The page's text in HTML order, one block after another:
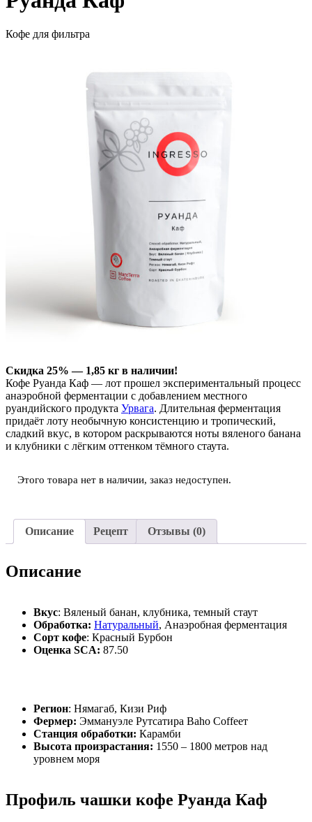
Кофе для фильтра
Скидка 25% — 1,85 кг в наличии!
Кофе Руанда Каф — лот прошел экспериментальный процесс
анаэробной ферментации с добавлением местного
руандийского продукта Урвага. Длительная ферментация
придаёт лоту необычную консистенцию и тропический,
сладкий вкус, в котором раскрываются ноты вяленого банана
и клубники с лёгким оттенком тёмного стаута.
Этого товара нет в наличии, заказ недоступен.
Описание Рецепт Отзывы (0)
Описание
Вкус: Вяленый банан, клубника, темный стаут
Обработка: Натуральный, Анаэробная ферментация
Сорт кофе: Красный Бурбон
Оценка SCA: 87.50
Регион: Нямагаб, Кизи Риф
Фермер: Эммануэле Рутсатира Baho Coffeeт
Станция обработки: Карамби
Высота произрастания: 1550 – 1800 метров над
уровнем моря
Профиль чашки кофе Руанда Каф